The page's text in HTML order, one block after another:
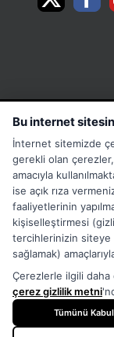
15 Temmuz
Phone:
Bu internet
İnternet sitemizde
gerekli olan
amacıyla
ise açık rıza
faaliyetlerinin
kişiselleştirmesi
tercihlerinizin siteye
sağlamak)
Çerezlerle ilgili daha
çerez gizlilik metni
Tümünü